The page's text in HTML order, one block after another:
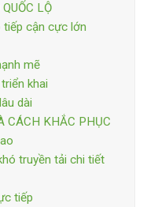
LỘ
tiếp cận cực lớn
mẽ
khai
dài
CÁCH KHẮC PHỤC
truyền tải chi tiết
tiếp